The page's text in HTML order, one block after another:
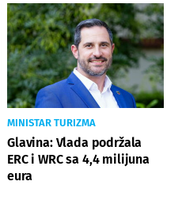
MINISTAR TURIZMA
Glavina: Vlada podržala
ERC i WRC sa 4,4 milijuna
eura